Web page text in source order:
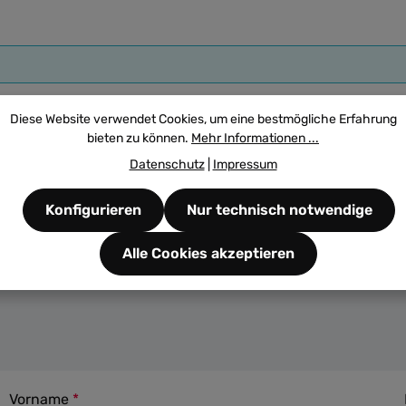
Vorname *
Diese Website verwendet Cookies, um eine bestmögliche Erfahrung
bieten zu können. Mehr Informationen ...
Datenschutz| Impressum
Nur technisch notwendige
Konfigurieren
Alle Cookies akzeptieren